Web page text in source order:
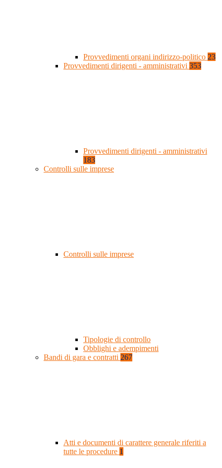
Provvedimenti organi indirizzo-politico 23
Provvedimenti dirigenti - amministrativi 353
Provvedimenti dirigenti - amministrativi
183
Controlli sulle imprese
Controlli sulle imprese
Tipologie di controllo
Obblighi e adempimenti
Bandi di gara e contratti 267
Atti e documenti di carattere generale riferiti a
tutte le procedure 1